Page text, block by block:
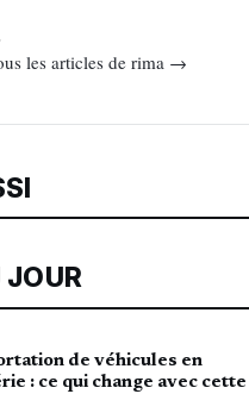
les articles de rima →
JOUR
de véhicules en
: ce qui change avec cette